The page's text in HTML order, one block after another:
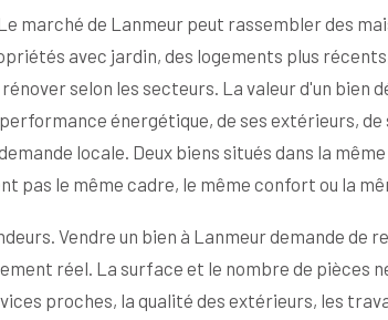
marché de Lanmeur peut rassembler des
avec jardin, des logements plus
selon les secteurs. La valeur d'un bien
énergétique, de ses extérieurs,
locale. Deux biens situés dans la
pas le même cadre, le même confort ou la
Vendre un bien à Lanmeur demande de
réel. La surface et le nombre de pièces
proches, la qualité des extérieurs, les